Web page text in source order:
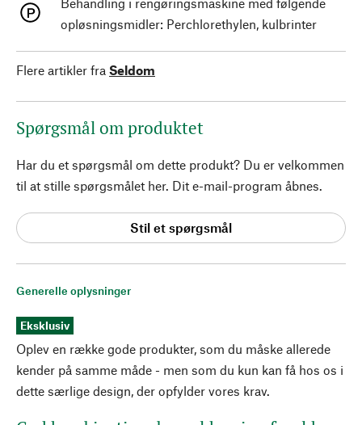
Generelle oplysninger
Eksklusiv
Oplev en række gode produkter, som du måske allerede
kender på samme måde - men som du kun kan få hos os i
dette særlige design, der opfylder vores krav.
opløsningsmidler: Perchlorethylen, kulbrinter
Flere artikler fra Seldom
Spørgsmål om produktet
Har du et spørgsmål om dette produkt? Du er velkommen
til at stille spørgsmålet her. Dit e-mail-program åbnes.
Stil et spørgsmål